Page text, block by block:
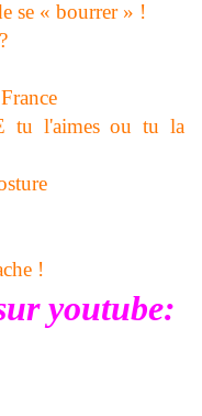
se « bourrer » !
tu l'aimes ou tu la
!
youtube: